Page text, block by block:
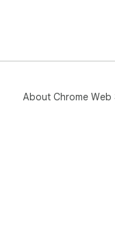
About Chrome Web